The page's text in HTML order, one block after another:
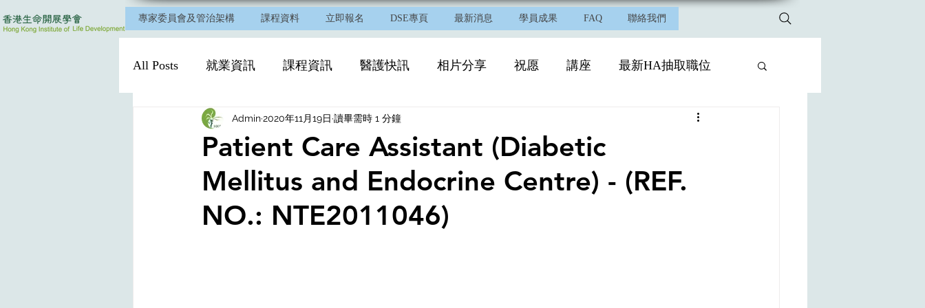
專家委員會及管治架構 課程資料 立即報名 DSE專頁 最新消息 學員成果 FAQ 聯絡我們
All Posts 就業資訊 課程資訊 醫護快訊 相片分享 祝愿 講座 最新HA抽取職位
Patient Care Assistant (Diabetic
Mellitus and Endocrine Centre) - (REF.
NO.: NTE2011046)
Admin2020年11月19日 讀畢需時 1 分鐘